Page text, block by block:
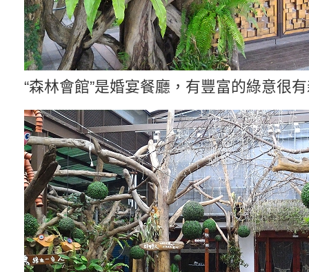
“森林會館”是婚宴餐廳，有豐富的綠意很